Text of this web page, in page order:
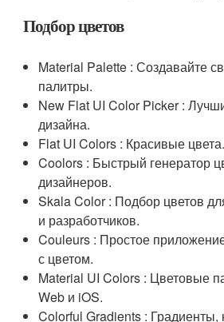
Подбор цветов
Material Palette : Создавайте
палитры.
New Flat UI Color Picker :
дизайна.
Flat UI Colors : Красивые цвета.
Coolors : Быстрый генератор
дизайнеров.
Skala Color : Подбор цветов
и разработчиков.
Couleurs : Простое
с цветом.
Material UI Colors : Цветовые
Web и iOS.
Colorful Gradients : Градиенты,